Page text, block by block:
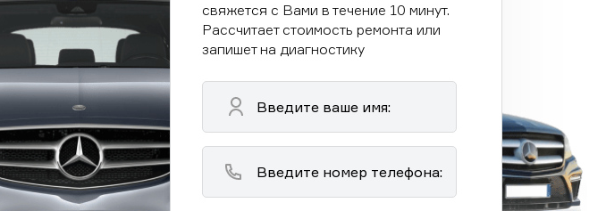
свяжется с Вами в течение 10 минут.
Рассчитает стоимость ремонта или
запишет на диагностику